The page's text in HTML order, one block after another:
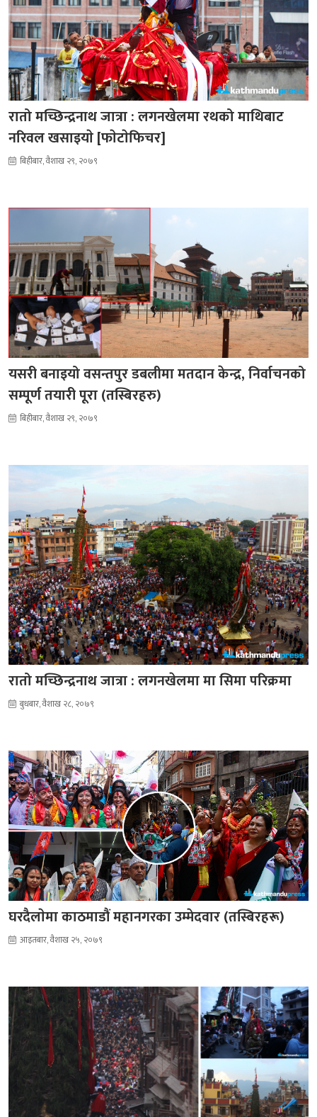
रातो मच्छिन्द्रनाथ जात्रा : लगनखेलमा रथको माथिबाट
नरिवल खसाइयाे [फाेटाेफिचर]
बिहीबार, वैशाख २९, २०७९
यसरी बनाइयो वसन्तपुर डबलीमा मतदान केन्द्र, निर्वाचनको
सम्पूर्ण तयारी पूरा (तस्बिरहरु)
बिहीबार, वैशाख २९, २०७९
रातो मच्छिन्द्रनाथ जात्रा : लगनखेलमा मा सिमा परिक्रमा
बुधबार, वैशाख २८, २०७९
घरदैलाेमा काठमाडौं महानगरका उम्मेदवार (तस्बिरहरू)
आइतबार, वैशाख २५, २०७९